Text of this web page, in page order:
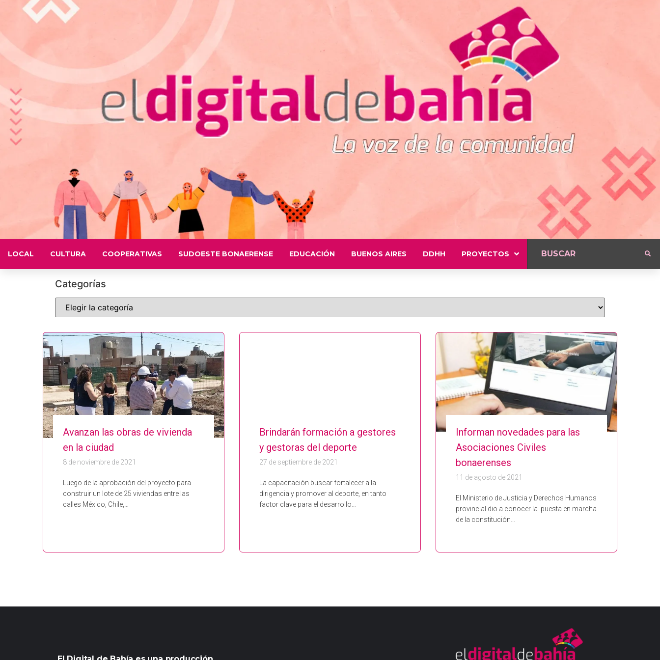
LOCAL CULTURA COOPERATIVAS SUDOESTE BONAERENSE EDUCACIÓN BUENOS AIRES DDHH PROYECTOS
Categorías
Avanzan las obras de vivienda
en la ciudad
8 de noviembre de 2021
Luego de la aprobación del proyecto para
construir un lote de 25 viviendas entre las
calles México, Chile,…
Brindarán formación a gestores
y gestoras del deporte
27 de septiembre de 2021
La capacitación buscar fortalecer a la
dirigencia y promover al deporte, en tanto
factor clave para el desarrollo…
Informan novedades para las
Asociaciones Civiles
bonaerenses
11 de agosto de 2021
El Ministerio de Justicia y Derechos Humanos
provincial dio a conocer la puesta en marcha
de la constitución…